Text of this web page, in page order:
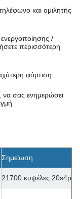
και ομιλητής
/
περισσότερη
φόρτιση
να σας ενημερώσει
Σημείωση
21700 κυψέλες 20s4p